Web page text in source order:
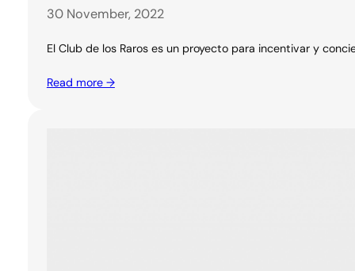
30 November, 2022
El Club de los Raros es un proyecto para incentivar y
Read more →